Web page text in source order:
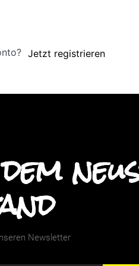
Jetzt registrieren
Newsletter